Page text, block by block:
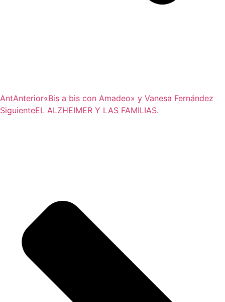
AntAnterior«Bis a bis con Amadeo» y Vanesa Fernández
SiguienteEL ALZHEIMER Y LAS FAMILIAS.